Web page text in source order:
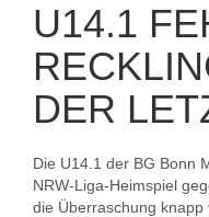
U14.1
DER
Die U14.1 der BG Bonn
NRW-Liga-Heimspiel
die Überraschung